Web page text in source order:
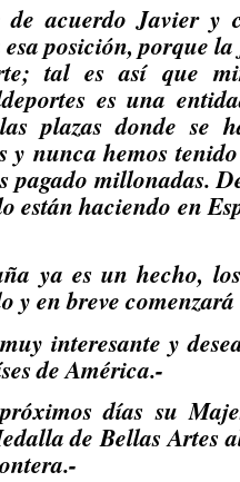
de acuerdo Javier y
posición, porque
tal es así que
es una
plazas donde se
y nunca hemos
pagado millonadas.
están haciendo en
ya es un hecho,
y en breve
interesante y
de América.-
días su
de Bellas Artes